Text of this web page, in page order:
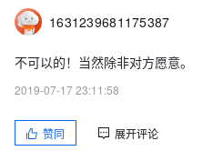
1631239681175387
不可以的！当然除非对方愿意。
2019-07-17 23:11:58
赞同 展开评论